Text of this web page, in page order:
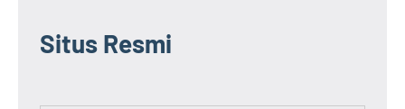
Situs Resmi